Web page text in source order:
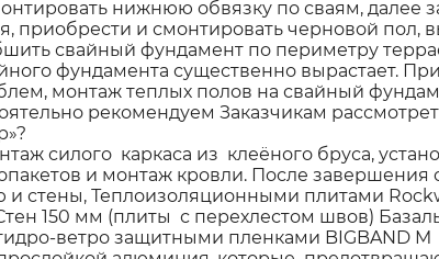
нижнюю обвязку по сваям, далее
приобрести и смонтировать черновой пол,
свайный фундамент по периметру
фундамента существенно вырастает.
монтаж теплых полов на свайный
рекомендуем Заказчикам
силого каркаса из клеёного бруса,
и монтаж кровли. После
стены, Теплоизоляционными плитами
150 мм (плиты с перехлестом швов)
ветро защитными пленками BIGBAND